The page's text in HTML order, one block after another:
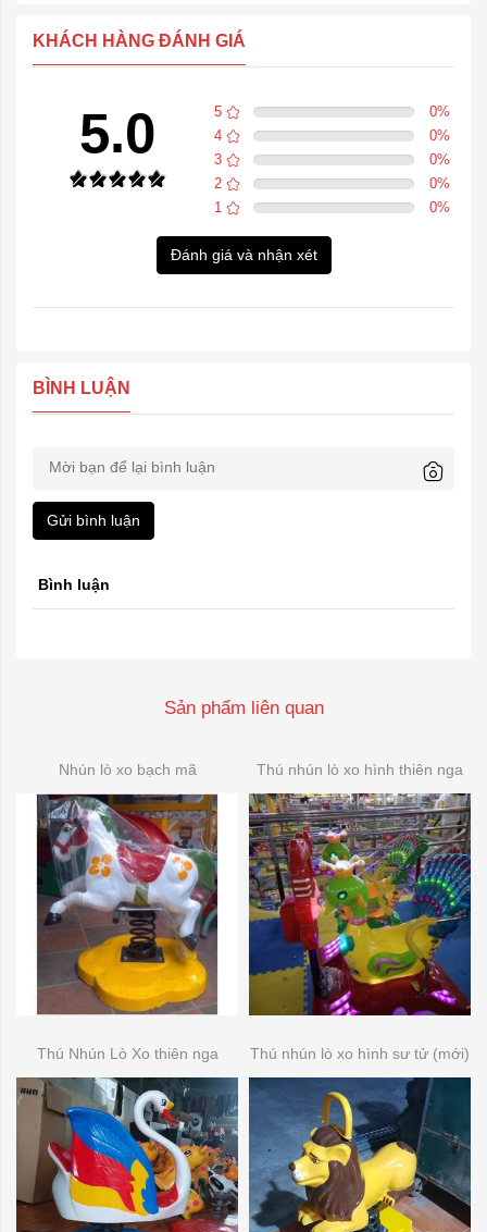
KHÁCH HÀNG ĐÁNH GIÁ
5.0 5 0%
4
0%
3
0%
2
0%
1
0%
Đánh giá và nhận xét
BÌNH LUẬN
Gửi bình luận
Bình luận
Sản phẩm liên quan
Nhún lò xo bạch mã Thú nhún lò xo hình thiên nga
Thú Nhún Lò Xo thiên nga Thú nhún lò xo hình sư tử (mới)